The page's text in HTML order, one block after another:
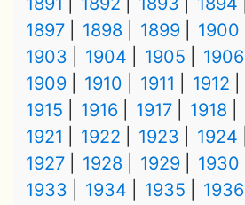
1897
1898 1899 1900
1903
1904 1905 1906
1909
1910 1911 1912
1915
1916 1917 1918
1921
1922 1923 1924
1927
1928 1929 1930
1933
1934 1935 1936